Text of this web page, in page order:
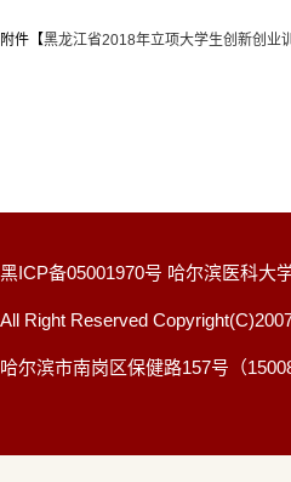
附件【黑龙江省2018年立项大学生创新创业
黑ICP备05001970号 哈尔滨医科大
All Right Reserved
哈尔滨市南岗区保健路157号（